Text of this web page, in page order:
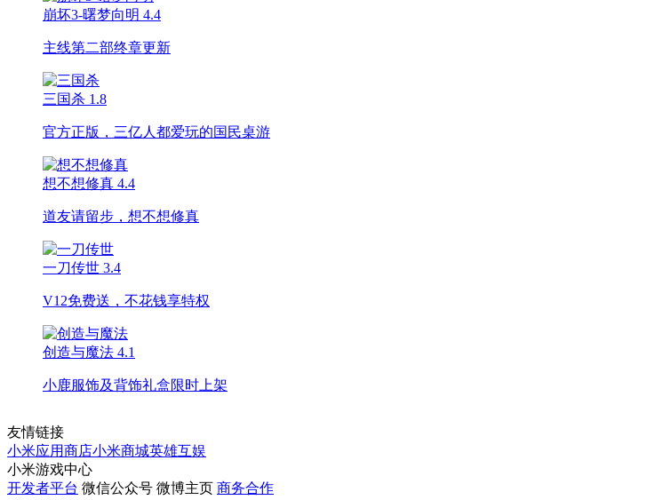
崩坏3-曙梦向明 4.4
主线第二部终章更新
三国杀 1.8
官方正版，三亿人都爱玩的国民桌游
想不想修真 4.4
道友请留步，想不想修真
一刀传世 3.4
V12免费送，不花钱享特权
创造与魔法 4.1
小鹿服饰及背饰礼盒限时上架
友情链接
小米应用商店小米商城英雄互娱
小米游戏中心
开发者平台 微信公众号 微博主页 商务合作